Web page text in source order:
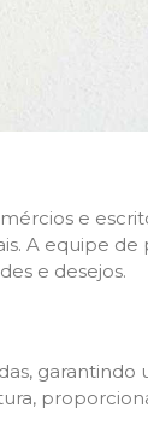
e
A equipe de
e desejos.